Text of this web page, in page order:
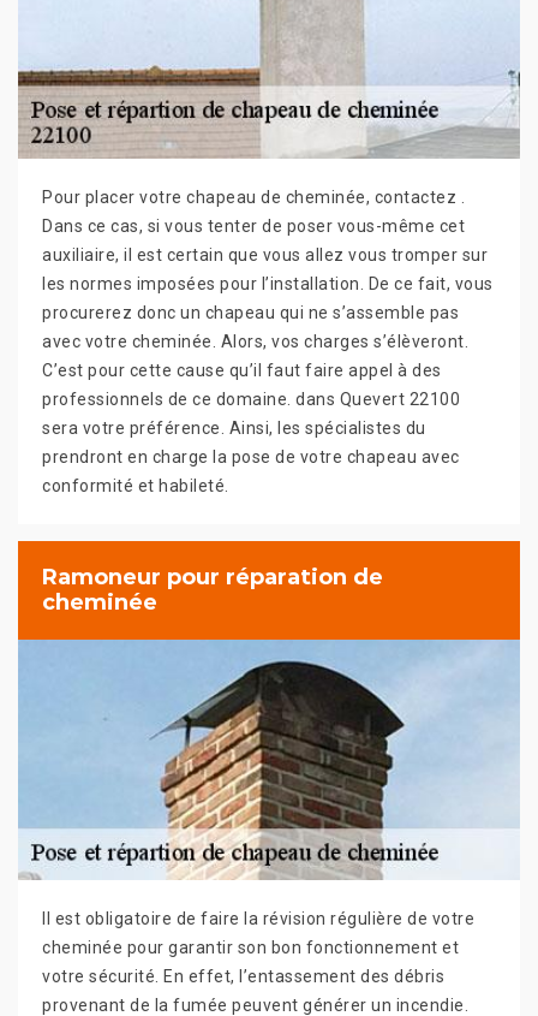
Pour placer votre chapeau de cheminée, contactez .
Dans ce cas, si vous tenter de poser vous-même cet
auxiliaire, il est certain que vous allez vous tromper sur
les normes imposées pour l’installation. De ce fait, vous
procurerez donc un chapeau qui ne s’assemble pas
avec votre cheminée. Alors, vos charges s’élèveront.
C’est pour cette cause qu’il faut faire appel à des
professionnels de ce domaine. dans Quevert 22100
sera votre préférence. Ainsi, les spécialistes du
prendront en charge la pose de votre chapeau avec
conformité et habileté.
Ramoneur pour réparation de
cheminée
Il est obligatoire de faire la révision régulière de votre
cheminée pour garantir son bon fonctionnement et
votre sécurité. En effet, l’entassement des débris
provenant de la fumée peuvent générer un incendie.